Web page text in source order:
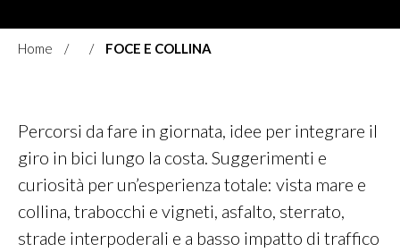
Home FOCE E COLLINA
Percorsi da fare in giornata, idee per integrare il
giro in bici lungo la costa. Suggerimenti e
curiosità per un’esperienza totale: vista mare e
collina, trabocchi e vigneti, asfalto, sterrato,
strade interpoderali e a basso impatto di traffico